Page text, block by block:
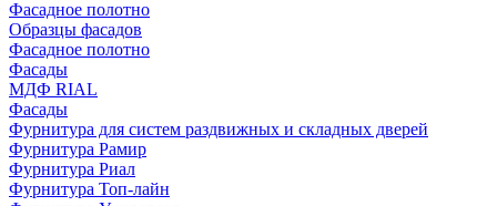
Фасадное полотно
Образцы фасадов
Фасадное полотно
Фасады
МДФ RIAL
Фасады
Фурнитура для систем раздвижных и складных дверей
Фурнитура Рамир
Фурнитура Риал
Фурнитура Топ-лайн